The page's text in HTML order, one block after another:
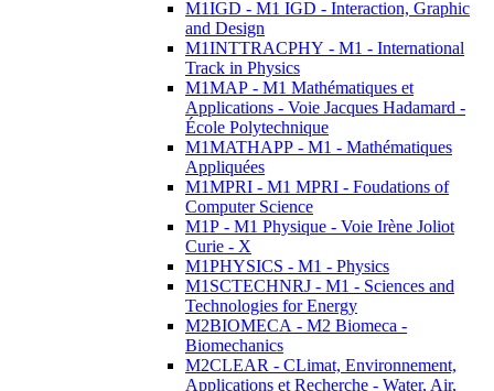
M1IGD - M1 IGD - Interaction, Graphic
and Design
M1INTTRACPHY - M1 - International
Track in Physics
M1MAP - M1 Mathématiques et
Applications - Voie Jacques Hadamard -
École Polytechnique
M1MATHAPP - M1 - Mathématiques
Appliquées
M1MPRI - M1 MPRI - Foudations of
Computer Science
M1P - M1 Physique - Voie Irène Joliot
Curie - X
M1PHYSICS - M1 - Physics
M1SCTECHNRJ - M1 - Sciences and
Technologies for Energy
M2BIOMECA - M2 Biomeca -
Biomechanics
M2CLEAR - CLimat, Environnement,
Applications et Recherche - Water, Air,